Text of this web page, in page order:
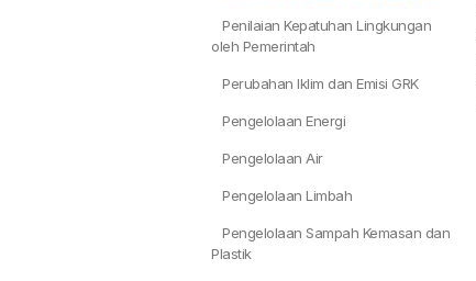
Penilaian Kepatuhan Lingkungan
oleh Pemerintah
Perubahan Iklim dan Emisi GRK
Pengelolaan Energi
Pengelolaan Air
Pengelolaan Limbah
Pengelolaan Sampah Kemasan dan
Plastik